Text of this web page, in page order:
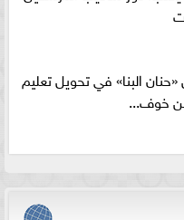
البنا» في تحويل تعليم
من خوف...